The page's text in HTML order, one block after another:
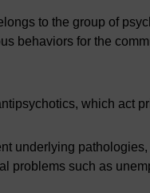
to the group of
behaviors for the
which act
underlying
problems such as